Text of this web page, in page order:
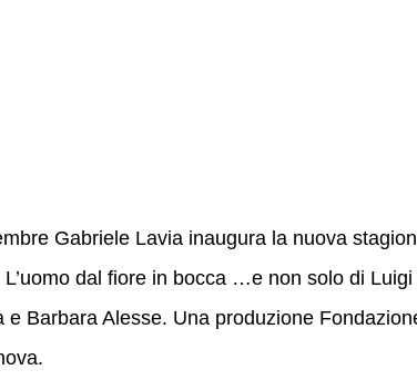
Gabriele Lavia inaugura la nuova
dal fiore in bocca …e non solo di Luigi
Barbara Alesse. Una produzione